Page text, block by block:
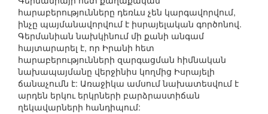
հարաբերությունները դեռևս չեն կարգավորվում,
ինչը պայմանավորվում է իսրայելական գործոնով.
Գերմանիան նախկինում մի քանի անգամ
հայտարարել է, որ Իրանի հետ
հարաբերությունների զարգացման հիմնական
նախապայմանը վերջինիս կողմից Իսրայելի
ճանաչումն է: Առաջիկա ամսում նախատեսվում է
արդեն երկու երկրների բարձրաստիճան
ղեկավարների հանդիպում: